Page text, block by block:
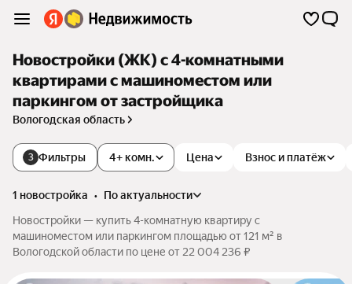
Новостройки (ЖК) с 4-комнатными
квартирами с машиноместом или
паркингом от застройщика
Вологодская область
3 Фильтры Цена Взнос и платёж
4+ комн.
1 новостройка •
по актуальности
Новостройки — купить 4-комнатную квартиру с
машиноместом или паркингом площадью от 121 м² в
Вологодской области по цене от 22 004 236 ₽